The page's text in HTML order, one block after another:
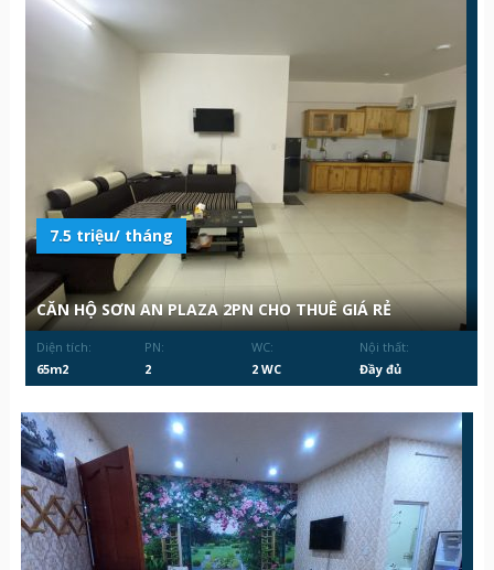
7.5 triệu/ tháng
CĂN HỘ SƠN AN PLAZA 2PN CHO THUÊ GIÁ RẺ
Diện tích:
65m2
PN:
2
WC:
2 WC
Nội thất:
Đầy đủ